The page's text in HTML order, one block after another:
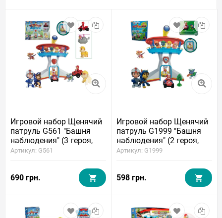
Игровой набор Щенячий
патруль G561 "Башня
наблюдения" (3 героя,
лифт, свет, звук)
Артикул: G561
690 грн.
Игровой набор Щенячий
патруль G1999 "Башня
наблюдения" (2 героя,
лифт)
Артикул: G1999
598 грн.